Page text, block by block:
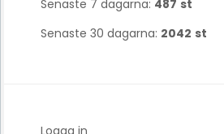
Senaste 7 dagarna: 487 st
Senaste 30 dagarna: 2042 st
Logga in